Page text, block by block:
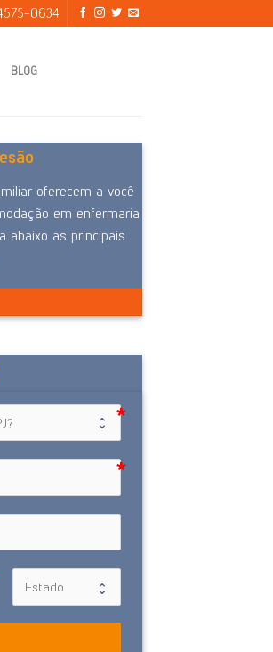
0634
BLOG
oferecem a você
em enfermaria
abaixo as principais